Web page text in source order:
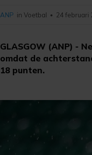
GLASGOW (ANP) -
omdat de
18 punten.
ANP in Voetbal • 24 februari